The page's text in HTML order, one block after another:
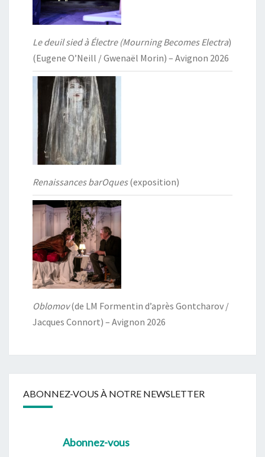
Le deuil sied à Électre (Mourning Becomes Electra)
(Eugene O’Neill / Gwenaël Morin) – Avignon 2026
Renaissances barOques(exposition)
Oblomov(de LM Formentin d’après Gontcharov /
Jacques Connort) – Avignon 2026
ABONNEZ-VOUS À NOTRE NEWSLETTER
Abonnez-vous